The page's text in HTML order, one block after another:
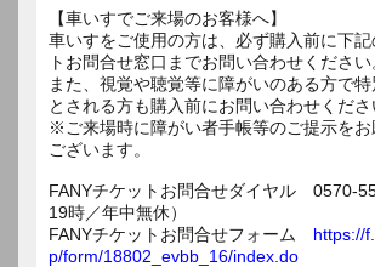
【車いすでご来場のお客様へ】
車いすをご使用の方は、必ず購入前に下記
トお問合せ窓口までお問い合わせください
また、視覚や聴覚等に障がいのある方で
とされる方も購入前にお問い合わせくださ
※ご来場時に障がい者手帳等のご提示を
ございます。
FANYチケットお問合せダイヤル 0570-
19時／年中無休）
FANYチケットお問合せフォーム https://
p/form/18802_evbb_16/index.do